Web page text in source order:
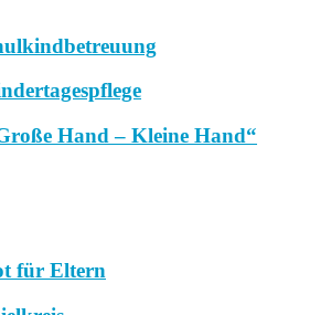
Hand – Kleine Hand“
für Eltern